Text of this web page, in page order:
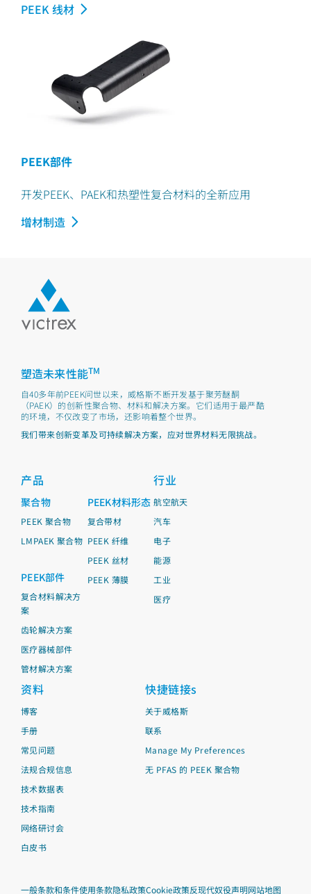
PEEK 线材
PEEK部件
开发PEEK、PAEK和热塑性复合材料的全新应用
增材制造
塑造未来性能TM
自40多年前PEEK问世以来，威格斯不断开发基于聚芳醚酮
（PAEK）的创新性聚合物、材料和解决方案。它们适用于最严酷
的环境，不仅改变了市场，还影响着整个世界。
我们带来创新变革及可持续解决方案，应对世界材料无限挑战。
产品
聚合物
PEEK 聚合物
LMPAEK 聚合物
PEEK部件
复合材料解决方
案
齿轮解决方案
医疗器械部件
管材解决方案
PEEK材料形态
复合带材
PEEK 纤维
PEEK 丝材
PEEK 薄膜
行业
航空航天
汽车
电子
能源
工业
医疗
资料
博客
手册
常见问题
法规合规信息
技术数据表
技术指南
网络研讨会
白皮书
快捷链接s
关于威格斯
联系
Manage My Preferences
无 PFAS 的 PEEK 聚合物
一般条款和条件使用条款隐私政策Cookie政策反现代奴役声明网站地图